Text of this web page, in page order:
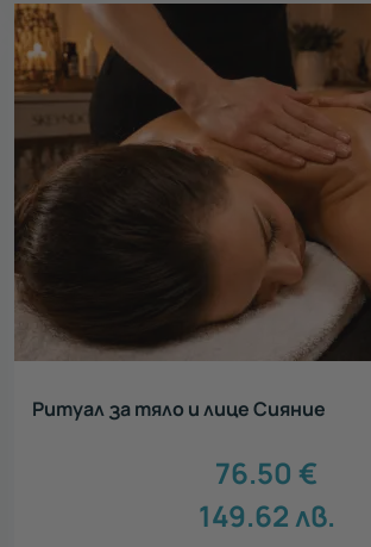
Ритуал за тяло и лице Сияние
76.50 €
149.62лв.